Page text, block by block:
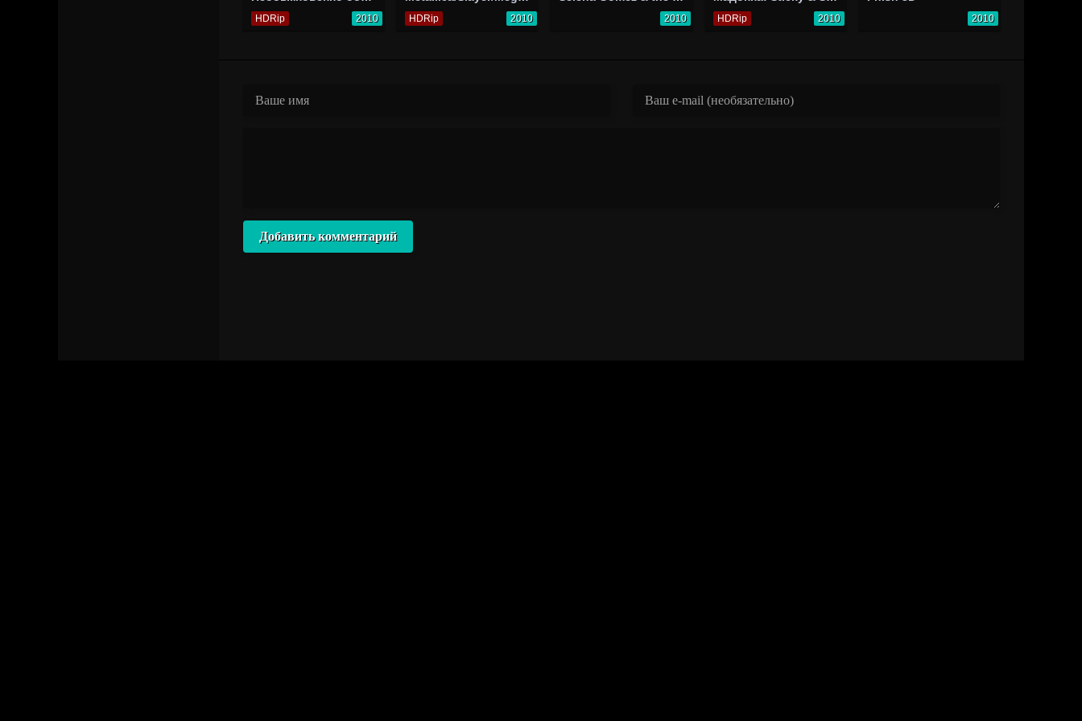
HDRip 2010 HDRip 2010 2010 HDRip 2010 2010
Добавить комментарий